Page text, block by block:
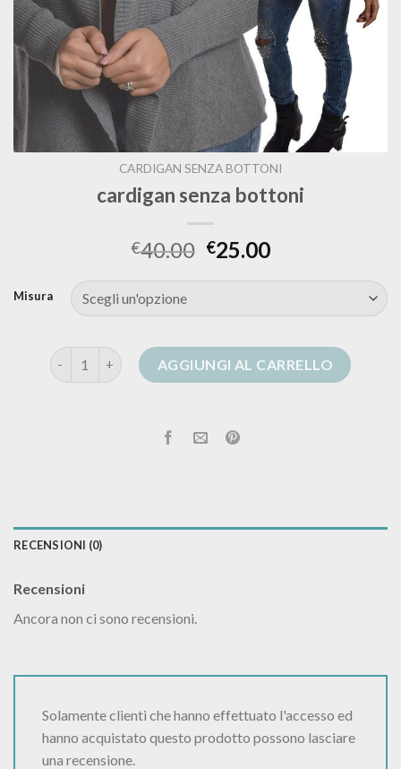
CARDIGAN SENZA BOTTONI
cardigan senza bottoni
€40.00 €25.00
Misura
cardigan senza bottoni quantitàAGGIUNGI AL CARRELLO
RECENSIONI (0)
Recensioni
Ancora non ci sono recensioni.
Solamente clienti che hanno effettuato l'accesso ed
hanno acquistato questo prodotto possono lasciare
una recensione.